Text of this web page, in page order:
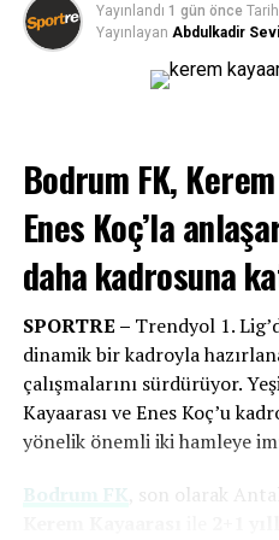
hocayım, antrenörüm.
futboldan gelmiş bir
kısa vadede değil ama uzun
yaptım. İlki tamamen
galibiyetle başlayarak lige iyi
Eksik
yaptık
Genç oyuncu vurgusu yapan
Ankara
, “Çok iyi bir kamp
Yayınlandı 1 gün önce Tarih
Yayınlayan Abdulkadir
Bodrum FK,
Enes Koç’la
daha kadrosuna
SPORTRE – Trendyol 1.
dinamik bir kadroyla
çalışmalarını sürdürüyor.
Kayaarası ve Enes Koç’u
yönelik önemli iki hamleye
Bodrum FK , son olarak